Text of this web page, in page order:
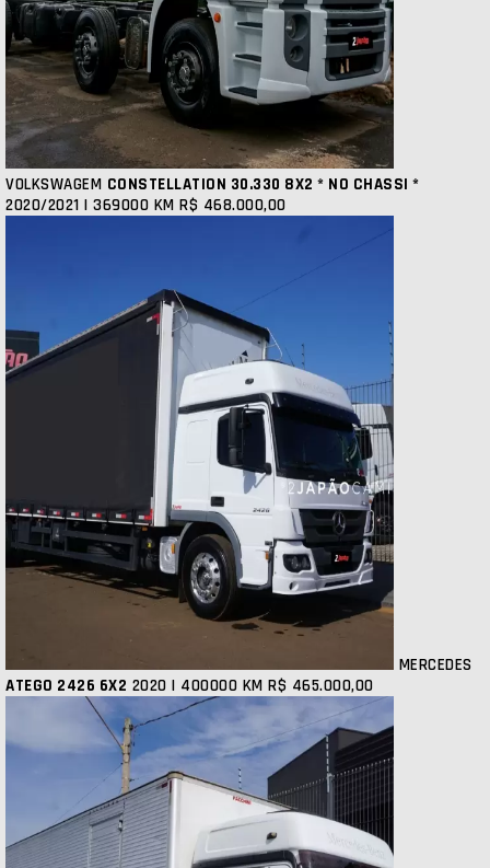
VOLKSWAGEM CONSTELLATION 30.330 8X2 * NO CHASSI *
2020/2021 | 369000 KM R$ 468.000,00
MERCEDES
ATEGO 2426 6X2 2020 | 400000 KM R$ 465.000,00